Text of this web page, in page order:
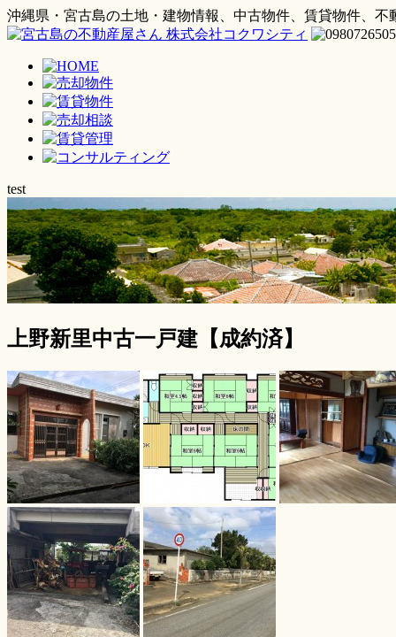
沖縄県・宮古島の土地・建物情報、中古物件、賃貸物件、不
test
上野新里中古一戸建【成約済】